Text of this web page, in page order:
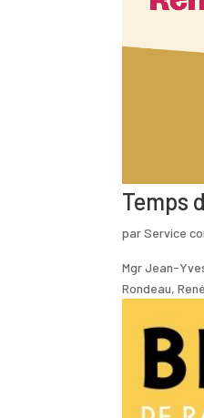
Temps
parService
Mgr Jean-
Rondeau,